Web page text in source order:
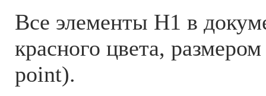
Все элементы H1 в
красного цвета,
point).